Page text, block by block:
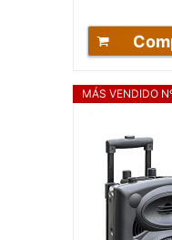
MÁS VENDIDO